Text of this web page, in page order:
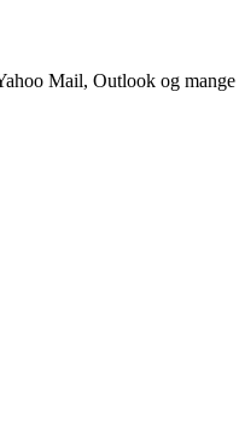
Mail, Outlook og